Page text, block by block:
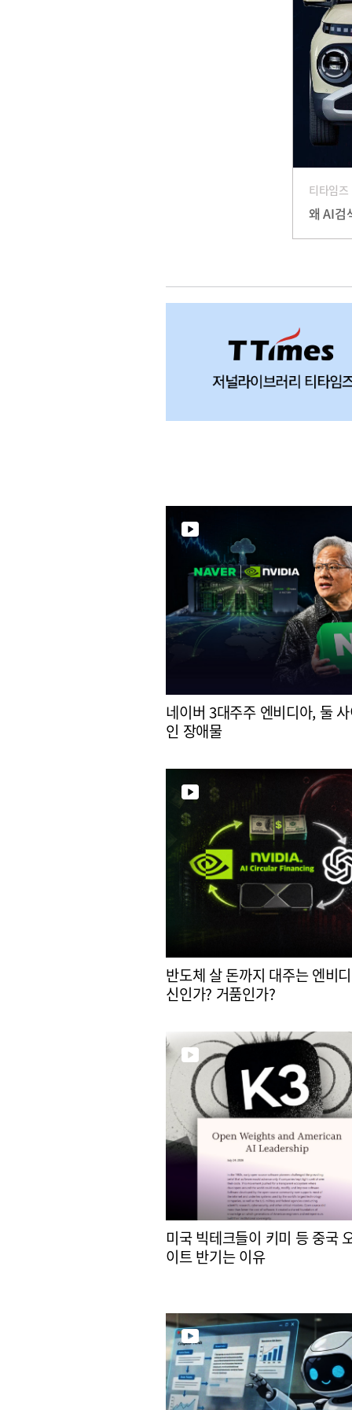
티타임
왜 AI검
네이버 3대주주 엔비디아, 둘
인 장애물
반도체 살 돈까지 대주는 엔비
신인가? 거품인가?
미국 빅테크들이 키미 등 중국
이트 반기는 이유